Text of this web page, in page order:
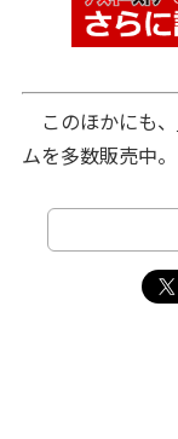
このほかにも、
ムを多数販売中。